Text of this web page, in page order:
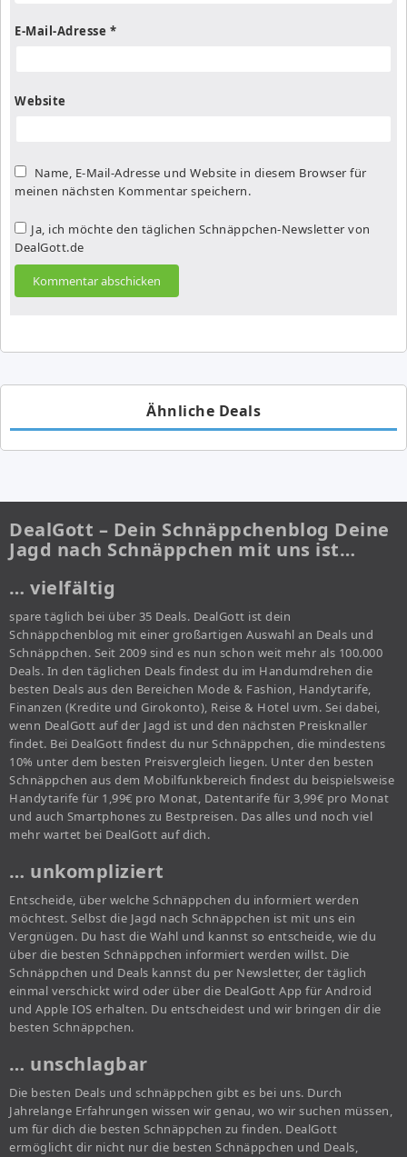
E-Mail-Adresse *
Website
Name, E-Mail-Adresse und Website in diesem Browser für
meinen nächsten Kommentar speichern.
Ja, ich möchte den täglichen Schnäppchen-Newsletter von
DealGott.de
Ähnliche Deals
DealGott – Dein Schnäppchenblog Deine
Jagd nach Schnäppchen mit uns ist…
… vielfältig
spare täglich bei über 35 Deals. DealGott ist dein
Schnäppchenblog mit einer großartigen Auswahl an Deals und
Schnäppchen. Seit 2009 sind es nun schon weit mehr als 100.000
Deals. In den täglichen Deals findest du im Handumdrehen die
besten Deals aus den Bereichen Mode & Fashion, Handytarife,
Finanzen (Kredite und Girokonto), Reise & Hotel uvm. Sei dabei,
wenn DealGott auf der Jagd ist und den nächsten Preisknaller
findet. Bei DealGott findest du nur Schnäppchen, die mindestens
10% unter dem besten Preisvergleich liegen. Unter den besten
Schnäppchen aus dem Mobilfunkbereich findest du beispielsweise
Handytarife für 1,99€ pro Monat, Datentarife für 3,99€ pro Monat
und auch Smartphones zu Bestpreisen. Das alles und noch viel
mehr wartet bei DealGott auf dich.
… unkompliziert
Entscheide, über welche Schnäppchen du informiert werden
möchtest. Selbst die Jagd nach Schnäppchen ist mit uns ein
Vergnügen. Du hast die Wahl und kannst so entscheide, wie du
über die besten Schnäppchen informiert werden willst. Die
Schnäppchen und Deals kannst du per Newsletter, der täglich
einmal verschickt wird oder über die DealGott App für Android
und Apple IOS erhalten. Du entscheidest und wir bringen dir die
besten Schnäppchen.
… unschlagbar
Die besten Deals und schnäppchen gibt es bei uns. Durch
Jahrelange Erfahrungen wissen wir genau, wo wir suchen müssen,
um für dich die besten Schnäppchen zu finden. DealGott
ermöglicht dir nicht nur die besten Schnäppchen und Deals,